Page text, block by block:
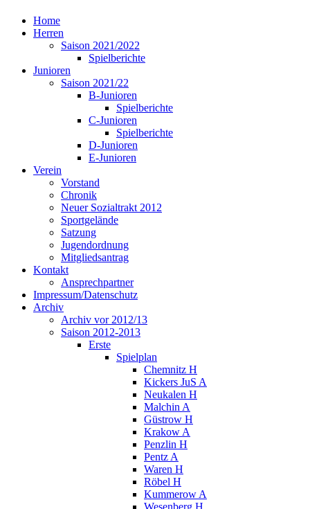
Home
Herren
Saison 2021/2022
Spielberichte
Junioren
Saison 2021/22
B-Junioren
Spielberichte
C-Junioren
Spielberichte
D-Junioren
E-Junioren
Verein
Vorstand
Chronik
Neuer Sozialtrakt 2012
Sportgelände
Satzung
Jugendordnung
Mitgliedsantrag
Kontakt
Ansprechpartner
Impressum/Datenschutz
Archiv
Archiv vor 2012/13
Saison 2012-2013
Erste
Spielplan
Chemnitz H
Kickers JuS A
Neukalen H
Malchin A
Güstrow H
Krakow A
Penzlin H
Pentz A
Waren H
Röbel H
Kummerow A